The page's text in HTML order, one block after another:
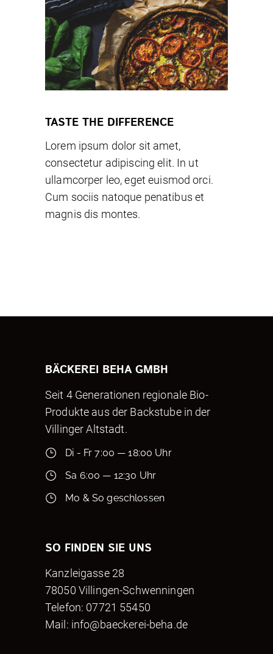
TASTE THE DIFFERENCE
Lorem ipsum dolor sit amet,
consectetur adipiscing elit. In ut
ullamcorper leo, eget euismod orci.
Cum sociis natoque penatibus et
magnis dis montes.
BÄCKEREI BEHA GMBH
Seit 4 Generationen regionale Bio-
Produkte aus der Backstube in der
Villinger Altstadt.
Di - Fr 7:00 — 18:00 Uhr
Sa 6:00 — 12:30 Uhr
Mo & So geschlossen
SO FINDEN SIE UNS
Kanzleigasse 28
78050 Villingen-Schwenningen
Telefon: 07721 55450
Mail: info@baeckerei-beha.de